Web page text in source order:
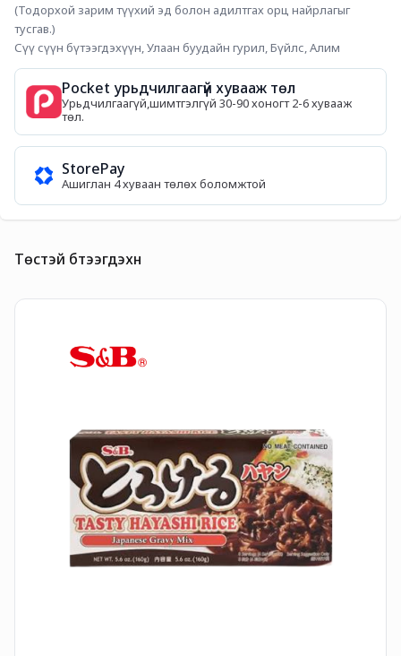
(Тодорхой зарим түүхий эд болон адилтгах орц найрлагыг
тусгав.)
Сүү сүүн бүтээгдэхүүн, Улаан буудайн гурил, Бүйлс, Алим
Pocket урьдчилгаагүй хувааж төл
Урьдчилгаагүй,шимтгэлгүй 30-90 хоногт 2-6 хувааж
төл.
StorePay
Ашиглан 4 хуваан төлөх боломжтой
Төстэй бүтээгдэхүүн